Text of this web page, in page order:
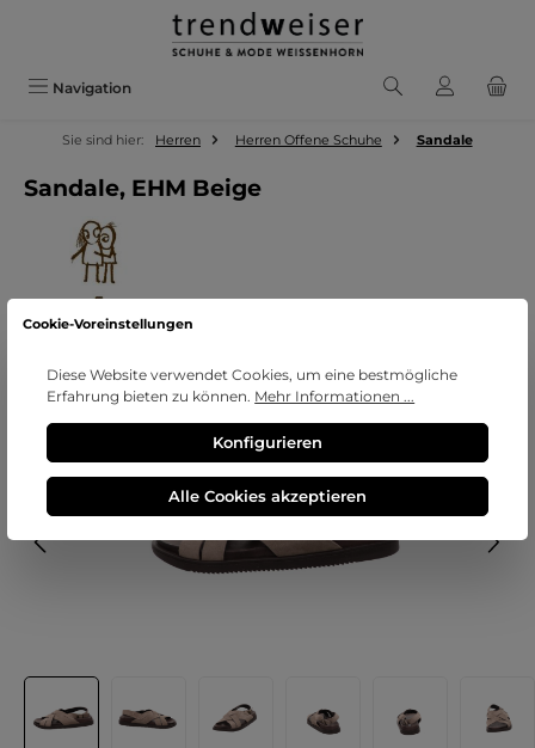
Zum Hauptinhalt springen
Navigation
Sie sind hier: Herren Herren Offene Schuhe Sandale
Sandale, EHM Beige
Cookie-Voreinstellungen
Diese Website verwendet Cookies, um eine bestmögliche
Erfahrung bieten zu können. Mehr Informationen ...
Konfigurieren
Alle Cookies akzeptieren